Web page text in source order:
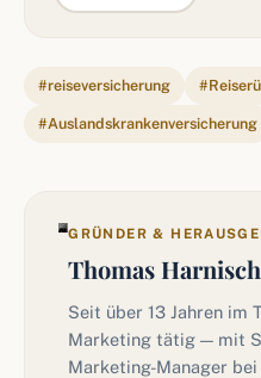
#reiseversicherung
#Auslandskrankenversicherung
GRÜNDER &
Thomas Harnisch
Seit über 13 Jahren im
Marketing tätig — mit
Marketing-Manager